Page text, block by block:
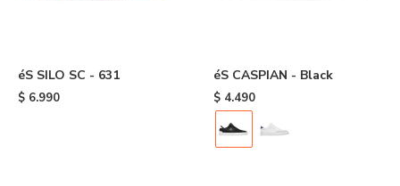
éS SILO SC - 631
$ 6.990
éS CASPIAN - Black
$ 4.490